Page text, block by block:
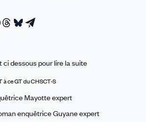
Partager
Threads
Partager
Bluesky
Partager
email
dessous pour lire la suite
à ce GT du CHSCT-S
Mayotte expert
enquêtrice Guyane expert